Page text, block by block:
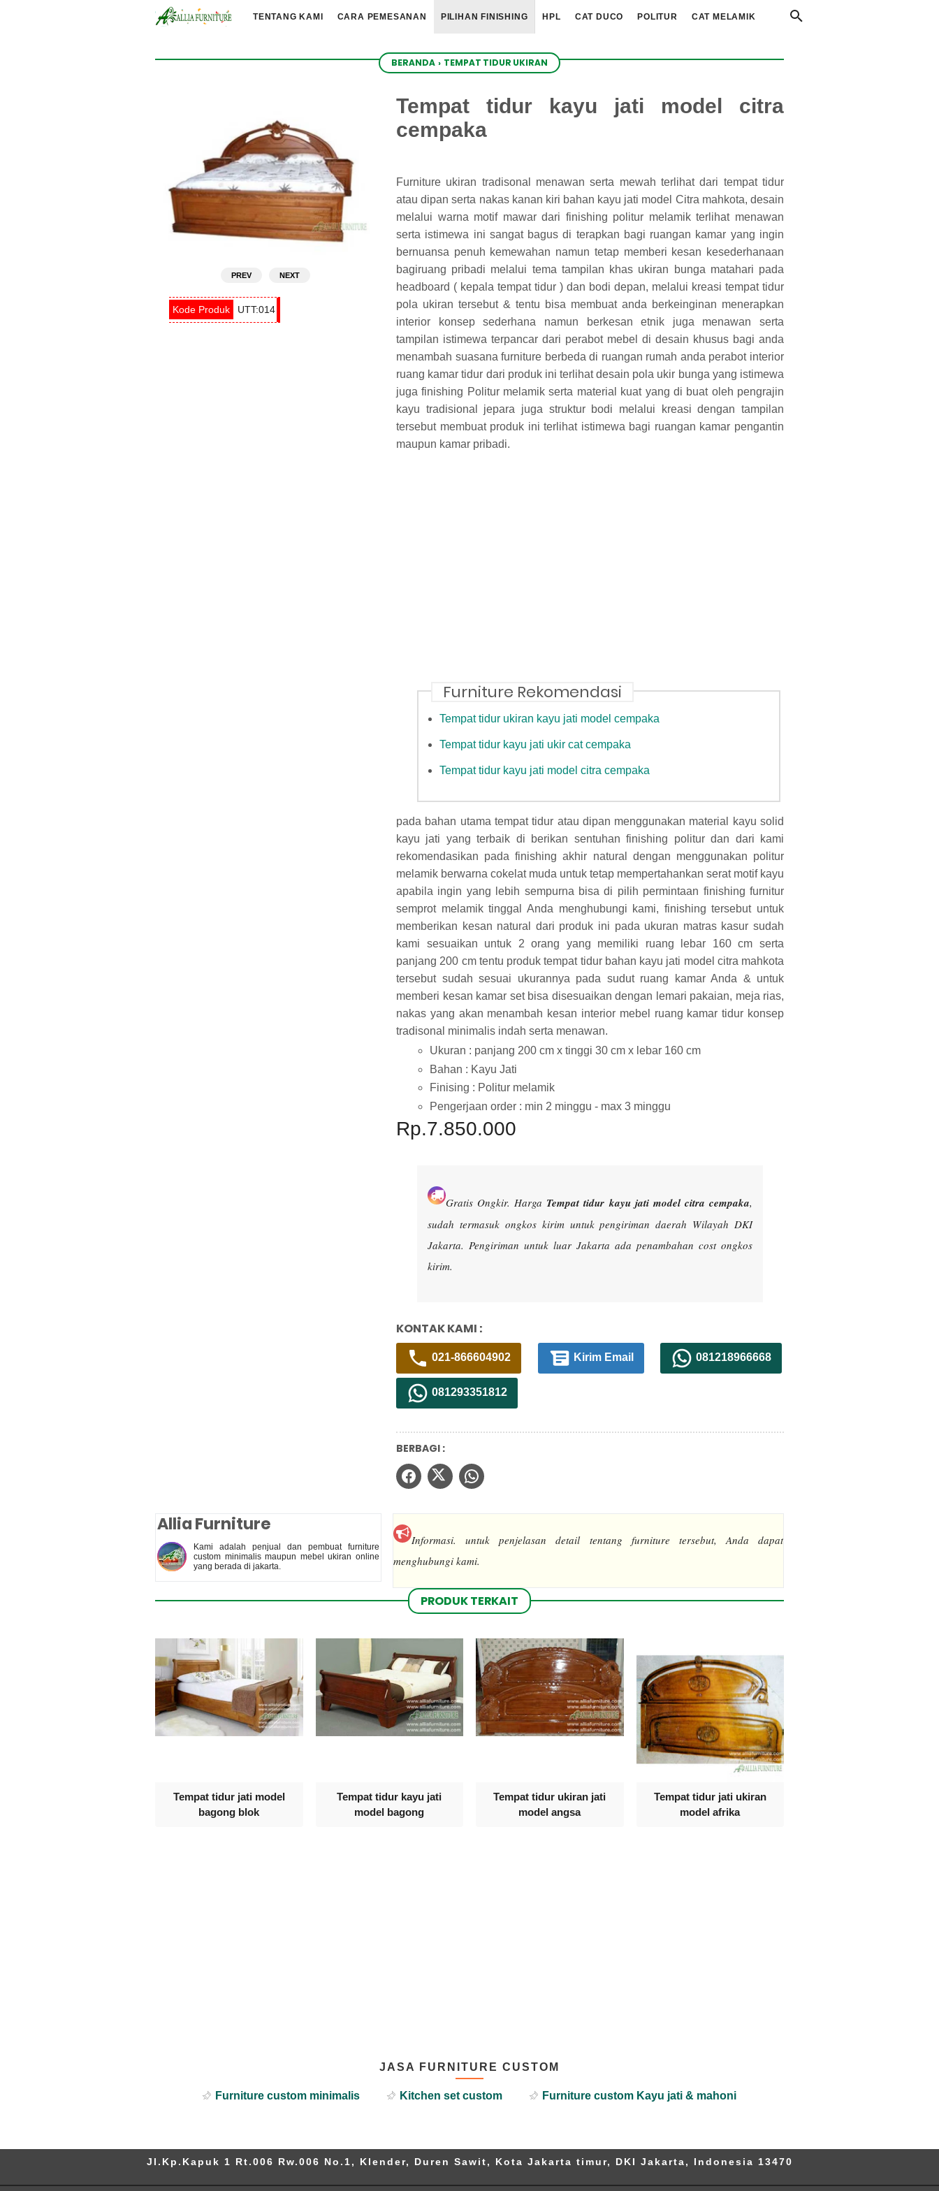
TENTANG KAMI CARA PEMESANAN PILIHAN FINISHING HPL CAT DUCO POLITUR CAT MELAMIK
BERANDA › TEMPAT TIDUR UKIRAN
Tempat tidur kayu jati model citra
cempaka
PREV NEXT
Furniture ukiran tradisonal menawan serta mewah terlihat dari tempat tidur
atau dipan serta nakas kanan kiri bahan kayu jati model Citra mahkota, desain
melalui warna motif mawar dari finishing politur melamik terlihat menawan
serta istimewa ini sangat bagus di terapkan bagi ruangan kamar yang ingin
bernuansa penuh kemewahan namun tetap memberi kesan kesederhanaan
bagiruang pribadi melalui tema tampilan khas ukiran bunga matahari pada
headboard ( kepala tempat tidur ) dan bodi depan, melalui kreasi tempat tidur
pola ukiran tersebut & tentu bisa membuat anda berkeinginan menerapkan
interior konsep sederhana namun berkesan etnik juga menawan serta
tampilan istimewa terpancar dari perabot mebel di desain khusus bagi anda
menambah suasana furniture berbeda di ruangan rumah anda perabot interior
ruang kamar tidur dari produk ini terlihat desain pola ukir bunga yang istimewa
juga finishing Politur melamik serta material kuat yang di buat oleh pengrajin
kayu tradisional jepara juga struktur bodi melalui kreasi dengan tampilan
tersebut membuat produk ini terlihat istimewa bagi ruangan kamar pengantin
maupun kamar pribadi.
Furniture Rekomendasi
Tempat tidur ukiran kayu jati model cempaka
Tempat tidur kayu jati ukir cat cempaka
Tempat tidur kayu jati model citra cempaka
pada bahan utama tempat tidur atau dipan menggunakan material kayu solid
kayu jati yang terbaik di berikan sentuhan finishing politur dan dari kami
rekomendasikan pada finishing akhir natural dengan menggunakan politur
melamik berwarna cokelat muda untuk tetap mempertahankan serat motif kayu
apabila ingin yang lebih sempurna bisa di pilih permintaan finishing furnitur
semprot melamik tinggal Anda menghubungi kami, finishing tersebut untuk
memberikan kesan natural dari produk ini pada ukuran matras kasur sudah
kami sesuaikan untuk 2 orang yang memiliki ruang lebar 160 cm serta
panjang 200 cm tentu produk tempat tidur bahan kayu jati model citra mahkota
tersebut sudah sesuai ukurannya pada sudut ruang kamar Anda & untuk
memberi kesan kamar set bisa disesuaikan dengan lemari pakaian, meja rias,
nakas yang akan menambah kesan interior mebel ruang kamar tidur konsep
tradisonal minimalis indah serta menawan.
Ukuran : panjang 200 cm x tinggi 30 cm x lebar 160 cm
Bahan : Kayu Jati
Finising : Politur melamik
Pengerjaan order : min 2 minggu - max 3 minggu
UTT:014
Rp.7.850.000
Gratis Ongkir. Harga Tempat tidur kayu jati model citra cempaka,
sudah termasuk ongkos kirim untuk pengiriman daerah Wilayah DKI
Jakarta. Pengiriman untuk luar Jakarta ada penambahan cost ongkos
kirim.
KONTAK KAMI :
021-866604902 Kirim Email 081218966668
081293351812
BERBAGI :
Allia Furniture
Kami adalah penjual dan pembuat furniture
custom minimalis maupun mebel ukiran online
yang berada di jakarta.
Informasi.untuk penjelasan detail tentang furniture tersebut, Anda dapat
menghubungi kami.
PRODUK TERKAIT
Tempat tidur jati model
bagong blok
Tempat tidur kayu jati
model bagong
Tempat tidur ukiran jati
model angsa
Tempat tidur jati ukiran
model afrika
JASA FURNITURE CUSTOM
Furniture custom minimalis Kitchen set custom Furniture custom Kayu jati & mahoni
Jl.Kp.Kapuk 1 Rt.006 Rw.006 No.1, Klender, Duren Sawit, Kota Jakarta timur, DKI Jakarta, Indonesia 13470